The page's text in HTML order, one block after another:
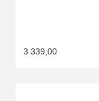
3 339,00